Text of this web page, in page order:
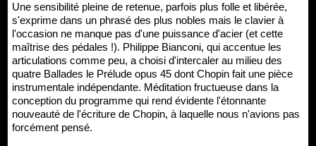
Une sensibilité pleine de retenue, parfois plus folle et libérée,
s'exprime dans un phrasé des plus nobles mais le clavier à
l'occasion ne manque pas d'une puissance d'acier (et cette
maîtrise des pédales !). Philippe Bianconi, qui accentue les
articulations comme peu, a choisi d'intercaler au milieu des
quatre Ballades le Prélude opus 45 dont Chopin fait une pièce
instrumentale indépendante. Méditation fructueuse dans la
conception du programme qui rend évidente l'étonnante
nouveauté de l'écriture de Chopin, à laquelle nous n'avions pas
forcément pensé.